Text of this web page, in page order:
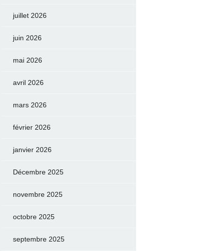
juillet 2026
juin 2026
mai 2026
avril 2026
mars 2026
février 2026
janvier 2026
Décembre 2025
novembre 2025
octobre 2025
septembre 2025